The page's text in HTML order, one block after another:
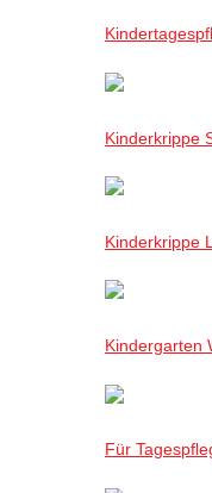
Kinderkrippe
Kinderkrippe
Kindergarten
Für